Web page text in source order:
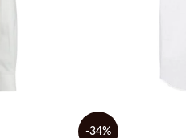
-34%